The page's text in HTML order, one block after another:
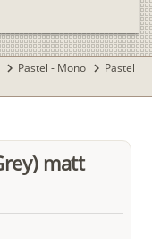
chevron_right Pastel - Mono chevron_right Pastel
matt